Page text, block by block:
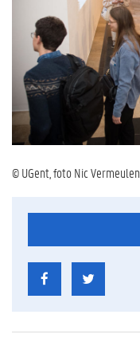
© UGent, foto Nic Vermeulen